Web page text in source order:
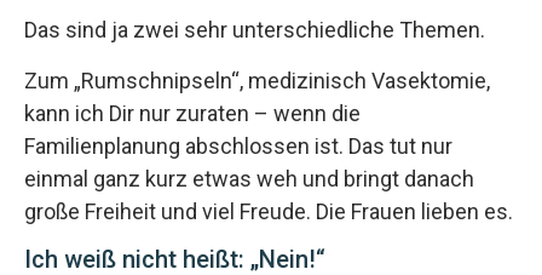
Das sind ja zwei sehr unterschiedliche Themen.
Zum „Rumschnipseln“, medizinisch Vasektomie,
kann ich Dir nur zuraten – wenn die
Familienplanung abschlossen ist. Das tut nur
einmal ganz kurz etwas weh und bringt danach
große Freiheit und viel Freude. Die Frauen lieben es.
Ich weiß nicht heißt: „Nein!“